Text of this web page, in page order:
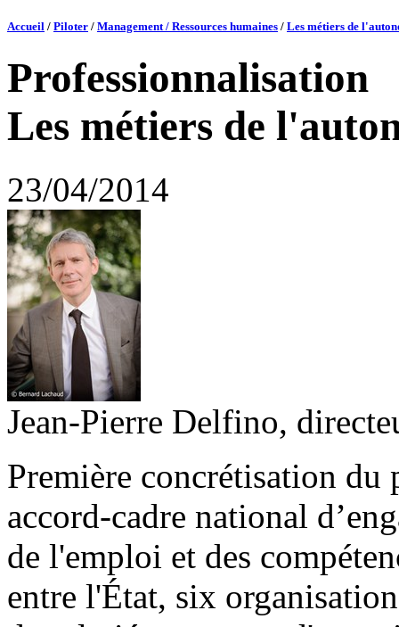
Accueil / Piloter / Management / Ressources humaines / Les métiers de
Professionnalisation
Les métiers de
23/04/2014
Jean-Pierre Delfino,
Première concrétisation du
accord-cadre national
de l'emploi et des
entre l'État, six